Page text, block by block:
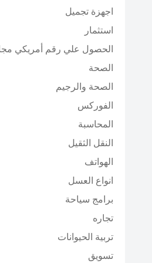
اجهزة تجميل
استثمار
الحصول علي رقم أمريكي
الصحة
الصحة والرجيم
الفوركس
المحاسبة
النقل الثقيل
الهواتف
انواع العسل
برامج سياحة
تجاره
تربية الحيوانات
تسويق